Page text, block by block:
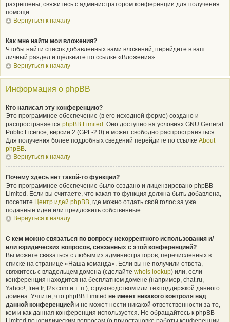
разрешены, свяжитесь с администратором конференции для получения
помощи.
Вернуться к началу
Как мне найти мои вложения?
Чтобы найти список добавленных вами вложений, перейдите в ваш
личный раздел и щёлкните по ссылке «Вложения».
Вернуться к началу
Информация о phpBB
Кто написал эту конференцию?
Это программное обеспечение (в его исходной форме) создано и
распространяется phpBB Limited . Оно доступно на условиях GNU General
Public Licence, версии 2 (GPL-2.0) и может свободно распространяться.
Для получения более подробных сведений перейдите по ссылке About
phpBB.
Вернуться к началу
Почему здесь нет такой-то функции?
Это программное обеспечение было создано и лицензировано phpBB
Limited. Если вы считаете, что какая-то функция должна быть добавлена,
посетите Центр идей phpBB, где можно отдать свой голос за уже
поданные идеи или предложить собственные.
Вернуться к началу
С кем можно связаться по вопросу некорректного использования и/
или юридических вопросов, связанных с этой конференцией?
Вы можете связаться с любым из администраторов, перечисленных в
списке на странице «Наша команда». Если вы не получили ответа,
свяжитесь с владельцем домена (сделайте whois lookup) или, если
конференция находится на бесплатном домене (например, chat.ru,
Yahoo!, free.fr, f2s.com и т. п.), с руководством или техподдержкой данного
домена. Учтите, что phpBB Limited не имеет никакого контроля над
данной конференцией и не может нести никакой ответственности за то,
кем и как данная конференция используется. Не обращайтесь к phpBB